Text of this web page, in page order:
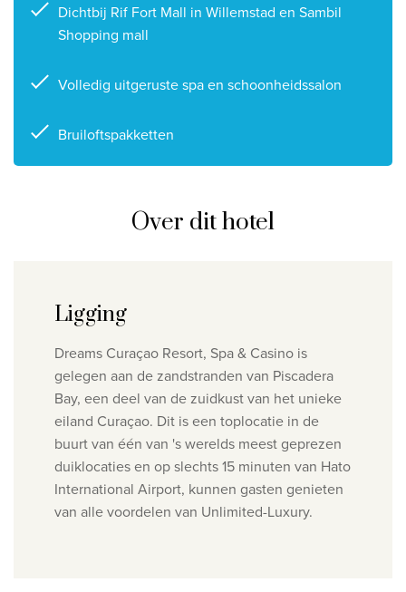
Dichtbij Rif Fort Mall in Willemstad en Sambil
Shopping mall
Volledig uitgeruste spa en schoonheidssalon
Bruiloftspakketten
Over dit hotel
Ligging
Dreams Curaçao Resort, Spa & Casino is
gelegen aan de zandstranden van Piscadera
Bay, een deel van de zuidkust van het unieke
eiland Curaçao. Dit is een toplocatie in de
buurt van één van 's werelds meest geprezen
duiklocaties en op slechts 15 minuten van Hato
International Airport, kunnen gasten genieten
van alle voordelen van Unlimited-Luxury.